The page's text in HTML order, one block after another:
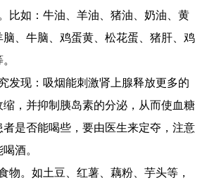
比如：牛油、羊油、猪油、奶油、黄
、牛脑、鸡蛋黄、松花蛋、猪肝、鸡
发现：吸烟能刺激肾上腺释放更多的
，并抑制胰岛素的分泌，从而使血糖
者是否能喝些，要由医生来定夺，注意
酒。
物。如土豆、红薯、藕粉、芋头等，